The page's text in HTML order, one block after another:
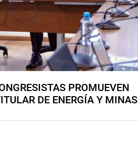
PROMUEVEN
DE ENERGÍA Y MINAS